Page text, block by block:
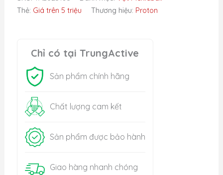
Thẻ: Giá trên 5 triệu Thương hiệu: Proton
Chỉ có tại TrungActive
Sản phẩm chính hãng
Chất lượng cam kết
Sản phẩm được bảo hành
Giao hàng nhanh chóng